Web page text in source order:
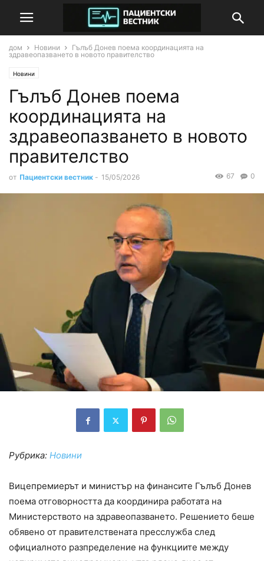
дом Новини
Гълъб Донев поема координацията на
здравеопазването в новото правителство
Новини
Гълъб Донев поема
координацията на
здравеопазването в новото
правителство
от Пациентски вестник - 15/05/2026 0
67
Рубрика: Новини
Вицепремиерът и министър на финансите Гълъб Донев
поема отговорността да координира работата на
Министерството на здравеопазването. Решението беше
обявено от правителствената пресслужба след
официалното разпределение на функциите между